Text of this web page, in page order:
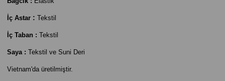
İç Astar : Tekstil
İç Taban : Tekstil
Saya : Tekstil ve Suni Deri
Vietnam'da üretilmiştir.